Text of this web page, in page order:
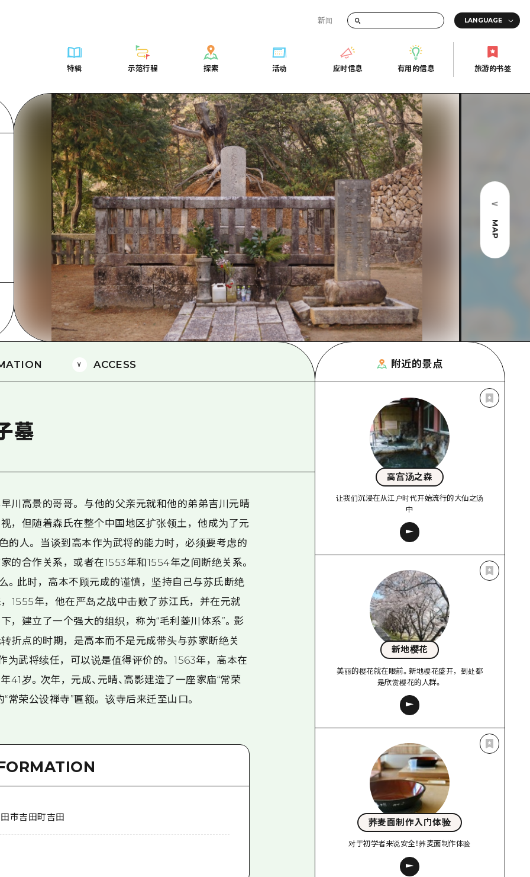
新闻
特辑
骑自行车
购物
运动
夜晚生活
世界遗产
学习·体验
标准
历史·文化
治愈
自然
示范行程
Dive!Hiroshima官方向导
广岛随意旅行
广岛市内
安艺
答对了
美北
艺北
宫岛周边
东山口
短途旅行
半天
一日游
1晚2天
2晚3天
探索
列表
广岛市内
安艺
答對了
美北
艺北
宫岛周边
东山口
爱媛
岛根
活动
应时信息
有用的信息
列表
访问访问
次要流量摘要
设施拥堵
超值的游览门票
行李寄存和运送服务
广岛表情周游券
广岛免费无线上网
面向外国游客的街角旅游信息中心
志愿者指南
通过视频介绍广岛县的魅力！
常见问题解答
照片下载
灾难发生期间的交通信息
广岛观光宣传册
旅游的书签
美食·酒水 世界遗产
历史·文化
自然
Dive!Hiroshima官方向导
广岛随意旅行
艺北
宫岛周边
东山口
2晚3天
美北
艺北
宫岛周边
东山口
爱媛
岛根
票
送服务
广岛免费无线上网
面向外国游客的街角旅游信息中心
通过视频介绍广岛县的魅力！
灾难发生期间的交通信息
MAP
ACCESS
墓
川高景的哥哥。 与他的父亲元就和他的弟弟吉川元晴
，但随着森氏在整个中国地区扩张领土，他成为了元
的人。 当谈到高本作为武将的能力时，必须要考虑的
的合作关系，或者在1553年和1554年之间断绝关系。
。此时，高本不顾元成的谨慎，坚持自己与苏氏断绝
1555年，他在严岛之战中击败了苏江氏，并在元就
，建立了一个强大的组织，称为“毛利菱川体系”。影
折点的时期，是高本而不是元成带头与苏家断绝关
为武将续任，可以说是值得评价的。 1563年，高本在
41岁。次年，元成、元晴、高影建造了一座家庙“常荣
荣公设禅寺”匾额。 该寺后来迁至山口。
市吉田町吉田
附近的景点
高宫汤之森
让我们沉浸在从江户时代开始流行的大仙之汤
中
新地樱花
美丽的樱花就在眼前。新地樱花盛开，到处都
是欣赏樱花的人群。
荞麦面制作入门体验
对于初学者来说安全！荞麦面制作体验